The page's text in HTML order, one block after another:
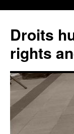
contenu
Droits
rights